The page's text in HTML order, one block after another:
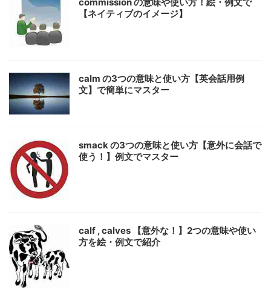
【ネイティブのイメージ】
calm の3つの意味と使い方【英会話用例
文】で簡単にマスター
smack の3つの意味と使い方【意外に会話で
使う！】例文でマスター
calf , calves 【意外な！】2つの意味や使い
方を絵・例文で紹介